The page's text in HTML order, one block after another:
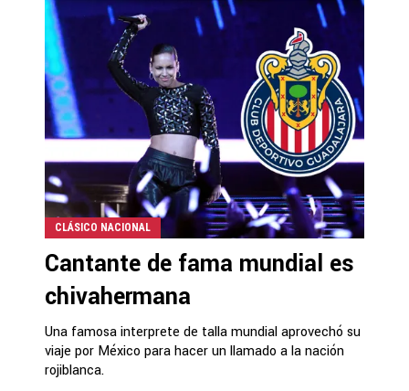
CLÁSICO NACIONAL
Cantante de fama mundial es
chivahermana
Una famosa interprete de talla mundial aprovechó su
viaje por México para hacer un llamado a la nación
rojiblanca.